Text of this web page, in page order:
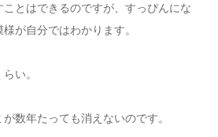
ことはできるのですが、すっぴんにな
が自分ではわかります。
い。
数年たっても消えないのです。